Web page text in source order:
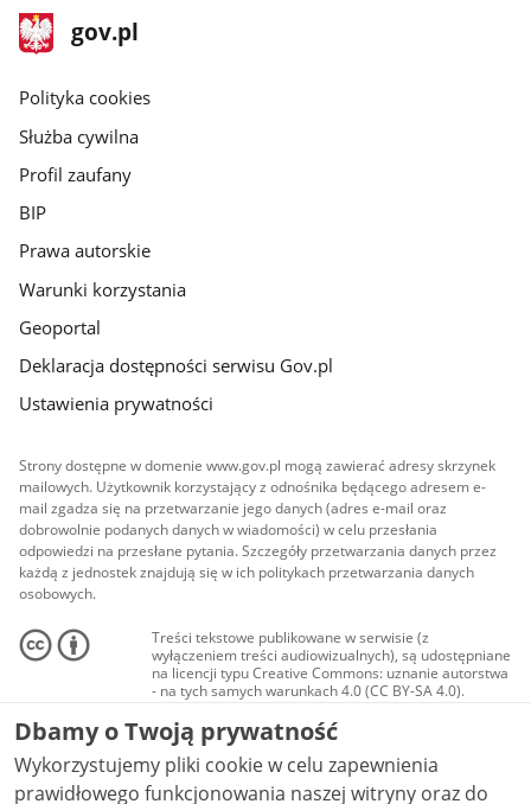
stopka
gov.pl
Strona
gov.pl
gov.pl
Polityka cookies
Służba cywilna
Profil zaufany
BIP
Prawa autorskie
Warunki korzystania
Geoportal
Deklaracja dostępności serwisu Gov.pl
Ustawienia prywatności
Strony dostępne w domenie www.gov.pl mogą zawierać adresy skrzynek
mailowych. Użytkownik korzystający z odnośnika będącego adresem e-
mail zgadza się na przetwarzanie jego danych (adres e-mail oraz
dobrowolnie podanych danych w wiadomości) w celu przesłania
odpowiedzi na przesłane pytania. Szczegóły przetwarzania danych przez
każdą z jednostek znajdują się w ich politykach przetwarzania danych
osobowych.
Treści tekstowe publikowane w serwisie (z
wyłączeniem treści audiowizualnych), są udostępniane
na licencji typu Creative Commons: uznanie autorstwa
- na tych samych warunkach 4.0 (CC BY-SA 4.0).
Materiały audiowizualne, w tym zdjęcia, materiały
audio i wideo, są udostępniane na licencji typu
Creative Commons: uznanie autorstwa użycie
niekomercyjne - bez utworów zależnych 4.0 (CC BY-
NC-ND 4.0), o ile nie jest to stwierdzone inaczej.
Dbamy o Twoją prywatność
Wykorzystujemy pliki cookie w celu zapewnienia
prawidłowego funkcjonowania naszej witryny oraz do